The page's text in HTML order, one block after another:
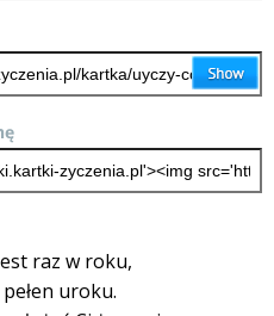
raz w roku,
uroku.